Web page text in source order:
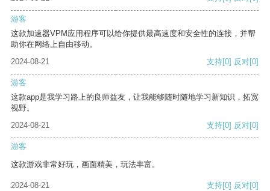
游客
这款加速器VPM应用程序可以给你提供最高速度和安全性的连接，并帮
助你在网络上自由移动。
2024-08-21
支持[0] 反对[0]
游客
这款app是我学习路上的良师益友，让我能够随时随地学习新知识，拓宽
视野。
2024-08-21
支持[0] 反对[0]
游客
这款游戏非常好玩，画面精美，玩法丰富。
2024-08-21 支持[0] 反对[0]